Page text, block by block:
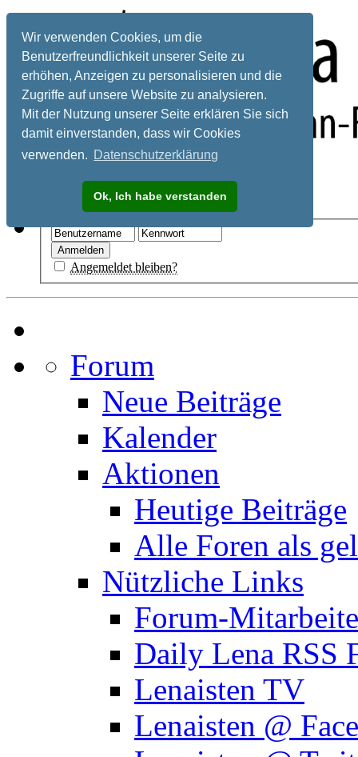
Wir verwenden Cookies, um die
Benutzerfreundlichkeit unserer Seite zu
erhöhen, Anzeigen zu personalisieren und die
Zugriffe auf unsere Website zu analysieren.
Mit der Nutzung unserer Seite erklären Sie sich
damit einverstanden, dass wir Cookies
verwenden. Datenschutzerklärung
Ok, Ich habe verstanden
Registrieren
Angemeldet bleiben?
Forum
Neue Beiträge
Kalender
Aktionen
Heutige Beiträge
Alle Foren als
Nützliche Links
Forum-
Daily Lena RSS
Lenaisten TV
Lenaisten @